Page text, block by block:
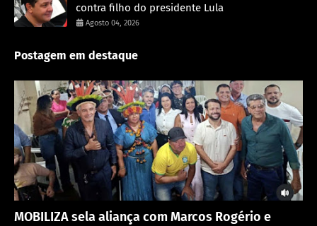
contra filho do presidente Lula
Agosto 04, 2026
Postagem em destaque
MOBILIZA sela aliança com Marcos Rogério e